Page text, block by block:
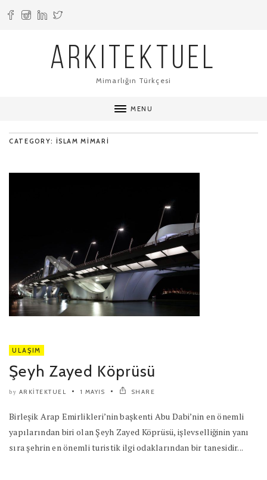
ARKITEKTUEL
Mimarlığın Türkçesi
MENU
CATEGORY: ISLAM MIMARI
ULAŞIM
Şeyh Zayed Köprüsü
by ARKITEKTUEL 1 MAYIS SHARE
Birleşik Arap Emirlikleri’nin başkenti Abu Dabi’nin en önemli
yapılarından biri olan Şeyh Zayed Köprüsü, işlevselliğinin yanı
sıra şehrin en önemli turistik ilgi odaklarından bir tanesidir...